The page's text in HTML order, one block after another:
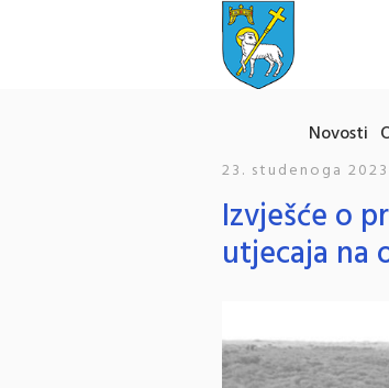
Novosti
23. studenoga
Izvješće o
utjecaja na